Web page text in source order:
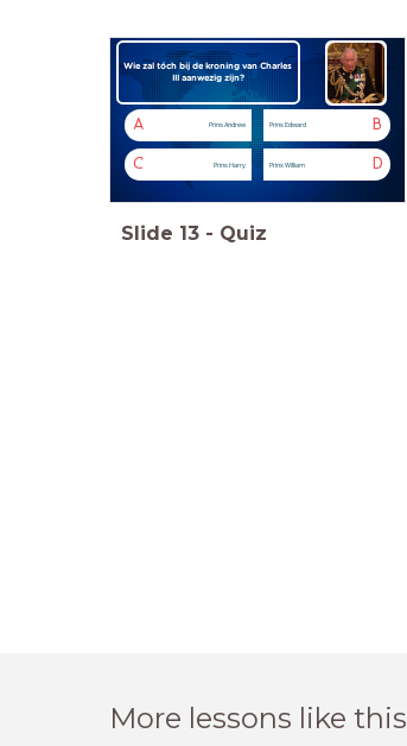
Wie zal tóch bij de kroning van Charles
III aanwezig zijn?
A Prins Andrew B
Prins Edward
C Prins Harry D
Prins William
Slide 13 - Quiz
More lessons like this